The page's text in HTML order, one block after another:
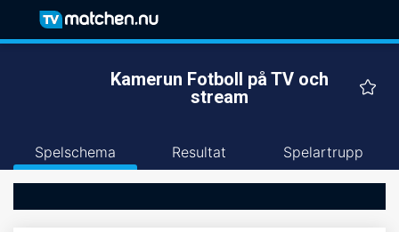
Kamerun Fotboll på TV och
stream
Spelschema Resultat Spelartrupp